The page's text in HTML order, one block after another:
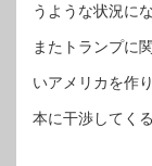
うような状況に
またトランプに
いアメリカを作
本に干渉してく